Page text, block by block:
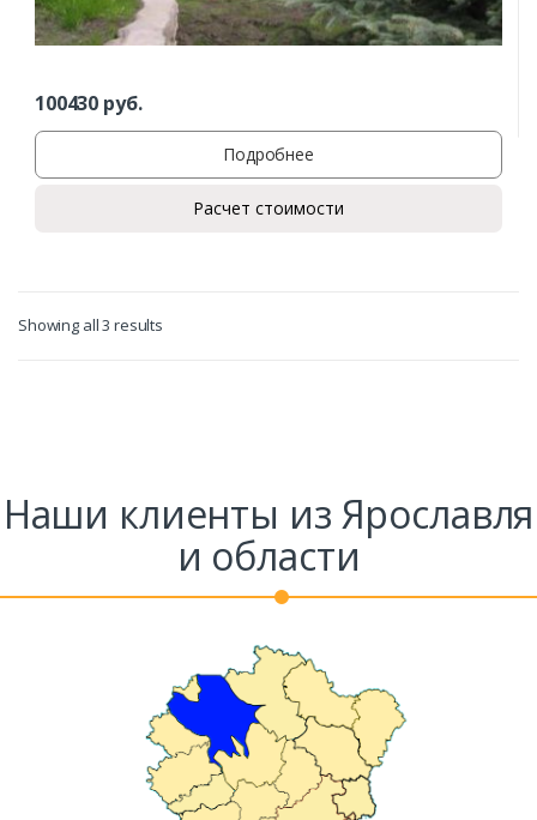
Ваше имя*
Комментарий к заказу
100430 руб.
Подробнее
Расчет стоимости
Showing all 3 results
Наши клиенты из Ярославля
и области